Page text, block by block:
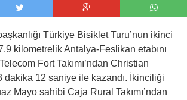
Türkiye Bisiklet Turu’nun ikinci
kilometrelik Antalya-Feslikan etabını
Fort Takımı’ndan Christian
dakika 12 saniye ile kazandı. İkinciliği
Mayo sahibi Caja Rural Takımı’ndan